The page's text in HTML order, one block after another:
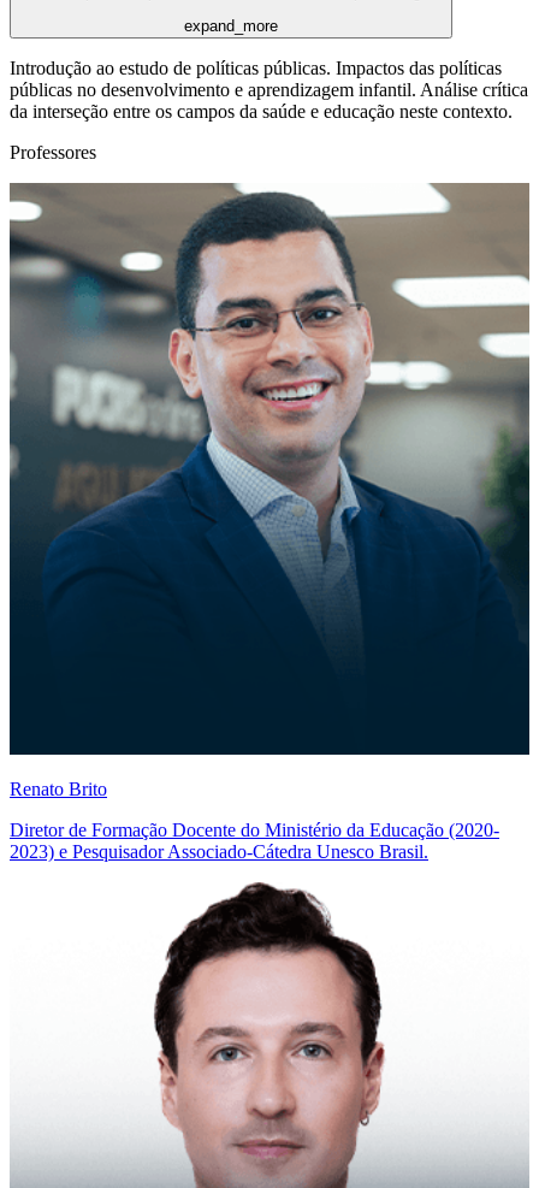
expand_more
Introdução ao estudo de políticas públicas. Impactos das políticas
públicas no desenvolvimento e aprendizagem infantil. Análise crítica
da interseção entre os campos da saúde e educação neste contexto.
Professores
Renato Brito
Diretor de Formação Docente do Ministério da Educação (2020-
2023) e Pesquisador Associado-Cátedra Unesco Brasil.